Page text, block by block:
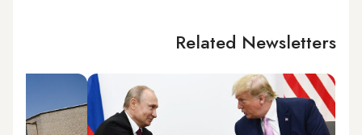
Related Newsletters